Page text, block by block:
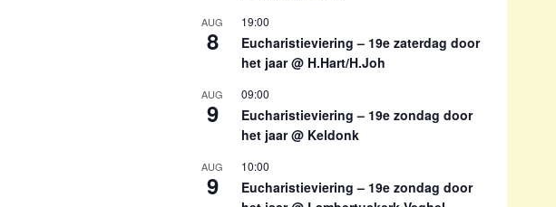
AUG
8
19:00
Eucharistieviering – 19e zaterdag door
het jaar @ H.Hart/H.Joh
AUG
9
09:00
Eucharistieviering – 19e zondag door
het jaar @ Keldonk
AUG
9
10:00
Eucharistieviering – 19e zondag door